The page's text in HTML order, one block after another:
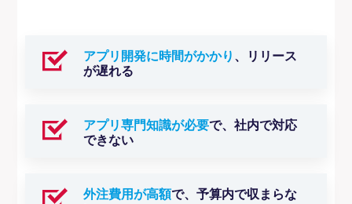
アプリ開発に時間がかかり、リリース
が遅れる
アプリ専門知識が必要で、社内で対応
できない
外注費用が高額で、予算内で収まらな